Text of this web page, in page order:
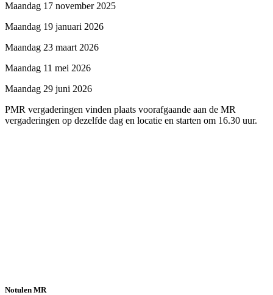
Maandag 17 november 2025
Maandag 19 januari 2026
Maandag 23 maart 2026
Maandag 11 mei 2026
Maandag 29 juni 2026
PMR vergaderingen vinden plaats voorafgaande aan de MR
vergaderingen op dezelfde dag en locatie en starten om 16.30 uur.
Notulen MR